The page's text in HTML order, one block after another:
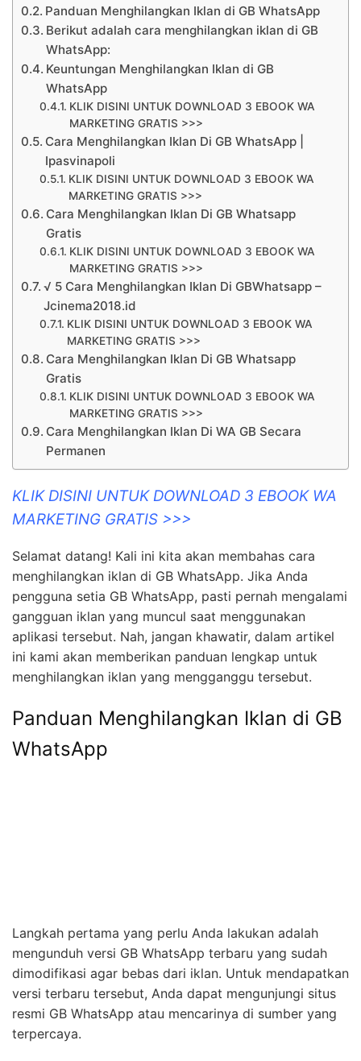
Panduan Menghilangkan Iklan di GB WhatsApp
Berikut adalah cara menghilangkan iklan di GB
WhatsApp:
Keuntungan Menghilangkan Iklan di GB
WhatsApp
KLIK DISINI UNTUK DOWNLOAD 3 EBOOK WA
MARKETING GRATIS >>>
Cara Menghilangkan Iklan Di GB WhatsApp |
Ipasvinapoli
KLIK DISINI UNTUK DOWNLOAD 3 EBOOK WA
MARKETING GRATIS >>>
Cara Menghilangkan Iklan Di GB Whatsapp
Gratis
KLIK DISINI UNTUK DOWNLOAD 3 EBOOK WA
MARKETING GRATIS >>>
√ 5 Cara Menghilangkan Iklan Di GBWhatsapp –
Jcinema2018.id
KLIK DISINI UNTUK DOWNLOAD 3 EBOOK WA
MARKETING GRATIS >>>
Cara Menghilangkan Iklan Di GB Whatsapp
Gratis
KLIK DISINI UNTUK DOWNLOAD 3 EBOOK WA
MARKETING GRATIS >>>
Cara Menghilangkan Iklan Di WA GB Secara
Permanen
KLIK DISINI UNTUK DOWNLOAD 3 EBOOK WA
MARKETING GRATIS >>>
Selamat datang! Kali ini kita akan membahas cara
menghilangkan iklan di GB WhatsApp. Jika Anda
pengguna setia GB WhatsApp, pasti pernah mengalami
gangguan iklan yang muncul saat menggunakan
aplikasi tersebut. Nah, jangan khawatir, dalam artikel
ini kami akan memberikan panduan lengkap untuk
menghilangkan iklan yang mengganggu tersebut.
Panduan Menghilangkan Iklan di GB
WhatsApp
Langkah pertama yang perlu Anda lakukan adalah
mengunduh versi GB WhatsApp terbaru yang sudah
dimodifikasi agar bebas dari iklan. Untuk mendapatkan
versi terbaru tersebut, Anda dapat mengunjungi situs
resmi GB WhatsApp atau mencarinya di sumber yang
terpercaya.